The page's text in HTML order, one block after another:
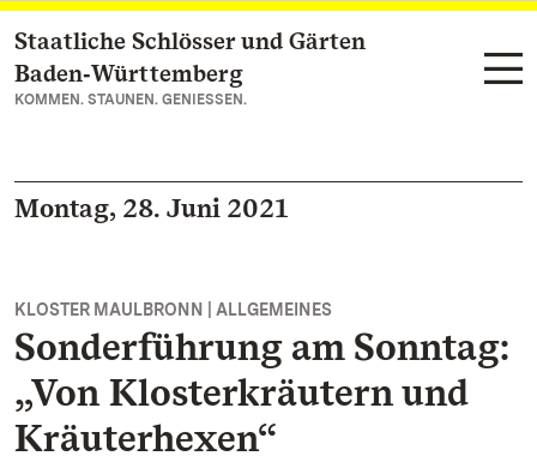
Zum Hauptinhalt springen
Staatliche Schlösser und Gärten
Baden‑Württemberg
KOMMEN. STAUNEN. GENIESSEN.
Montag, 28. Juni 2021
KLOSTER MAULBRONN | ALLGEMEINES
Sonderführung am Sonntag:
„Von Klosterkräutern und
Kräuterhexen“